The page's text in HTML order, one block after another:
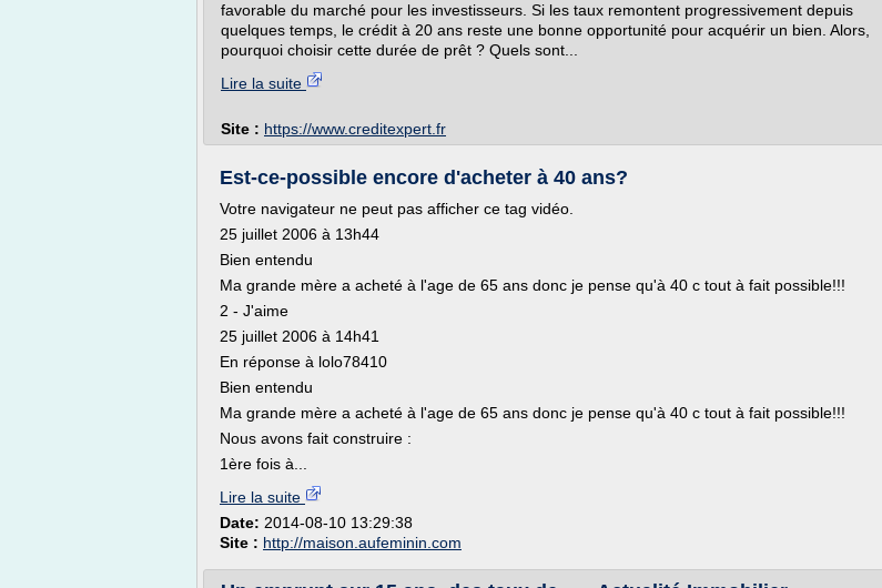
favorable du marché pour les investisseurs. Si les taux remontent progressivement depuis
quelques temps, le crédit à 20 ans reste une bonne opportunité pour acquérir un bien. Alors,
pourquoi choisir cette durée de prêt ? Quels sont...
Lire la suite
Site : https://www.creditexpert.fr
Est-ce-possible encore d'acheter à 40 ans?
Votre navigateur ne peut pas afficher ce tag vidéo.
25 juillet 2006 à 13h44
Bien entendu
Ma grande mère a acheté à l'age de 65 ans donc je pense qu'à 40 c tout à fait possible!!!
2 - J'aime
25 juillet 2006 à 14h41
En réponse à lolo78410
Bien entendu
Ma grande mère a acheté à l'age de 65 ans donc je pense qu'à 40 c tout à fait possible!!!
Nous avons fait construire :
1ère fois à...
Lire la suite
Date: 2014-08-10 13:29:38
Site : http://maison.aufeminin.com